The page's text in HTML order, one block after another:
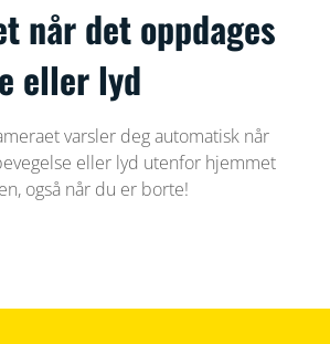
når det oppdages
eller lyd
varsler deg automatisk når
eller lyd utenfor hjemmet
også når du er borte!